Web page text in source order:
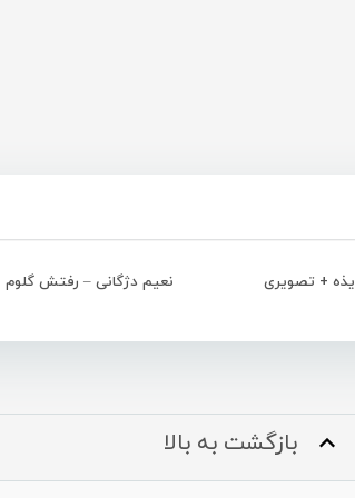
+ تصویری نعیم دژگانی – رفتش گلوم
بازگشت به بالا